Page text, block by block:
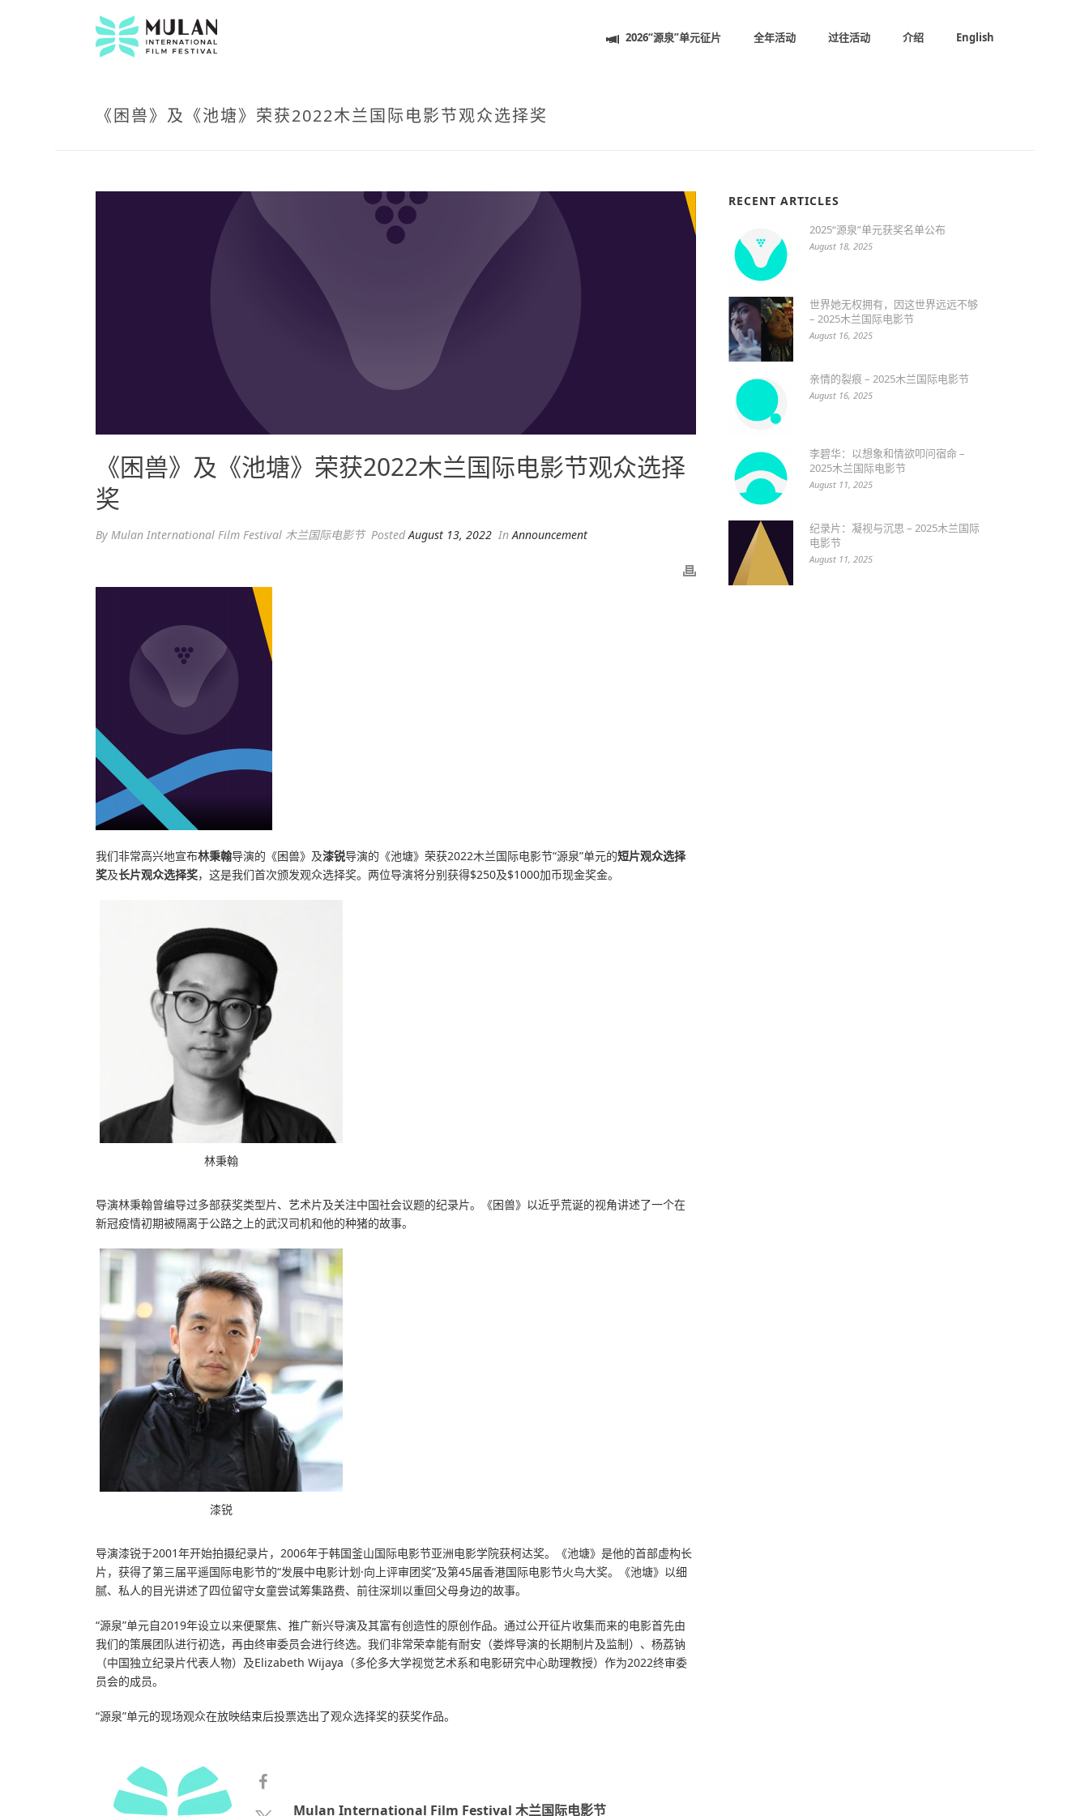
2026“源泉”单元征片 全年活动 过往活动 介绍 English
《困兽》及《池塘》荣获2022木兰国际电影节观众选择奖
《困兽》及《池塘》荣获2022木兰国际电影节观众选择
奖
By Mulan International Film Festival 木兰国际电影节 PostedAugust 13, 2022 InAnnouncement
我们非常高兴地宣布林秉翰导演的 《困兽》 及漆锐导演的 《池塘》 荣获2022木兰国际电影节“源泉”单元的短片观众选择
奖及长片观众选择奖，这是我们首次颁发观众选择奖。两位导演将分别获得$250及$1000加币现金奖金。
林秉翰
导演林秉翰曾编导过多部获奖类型片、艺术片及关注中国社会议题的纪录片。《困兽》以近乎荒诞的视角讲述了一个在
新冠疫情初期被隔离于公路之上的武汉司机和他的种猪的故事。
漆锐
导演漆锐于2001年开始拍摄纪录片，2006年于韩国釜山国际电影节亚洲电影学院获柯达奖。《池塘》是他的首部虚构长
片，获得了第三届平遥国际电影节的“发展中电影计划·向上评审团奖”及第45届香港国际电影节火鸟大奖。《池塘》以细
腻、私人的目光讲述了四位留守女童尝试筹集路费、前往深圳以重回父母身边的故事。
“源泉”单元自2019年设立以来便聚焦、推广新兴导演及其富有创造性的原创作品。通过公开征片收集而来的电影首先由
我们的策展团队进行初选，再由终审委员会进行终选。我们非常荣幸能有耐安（娄烨导演的长期制片及监制）、杨荔钠
（中国独立纪录片代表人物）及Elizabeth Wijaya（多伦多大学视觉艺术系和电影研究中心助理教授）作为2022终审委
员会的成员。
“源泉”单元的现场观众在放映结束后投票选出了观众选择奖的获奖作品。
Mulan International Film Festival 木兰国际电影节
RECENT ARTICLES
2025“源泉”单元获奖名单公布
August 18, 2025
世界她无权拥有，因这世界远远不够
– 2025木兰国际电影节
August 16, 2025
亲情的裂痕 – 2025木兰国际电影节
August 16, 2025
李碧华：以想象和情欲叩问宿命 –
2025木兰国际电影节
August 11, 2025
纪录片：凝视与沉思 – 2025木兰国际
电影节
August 11, 2025